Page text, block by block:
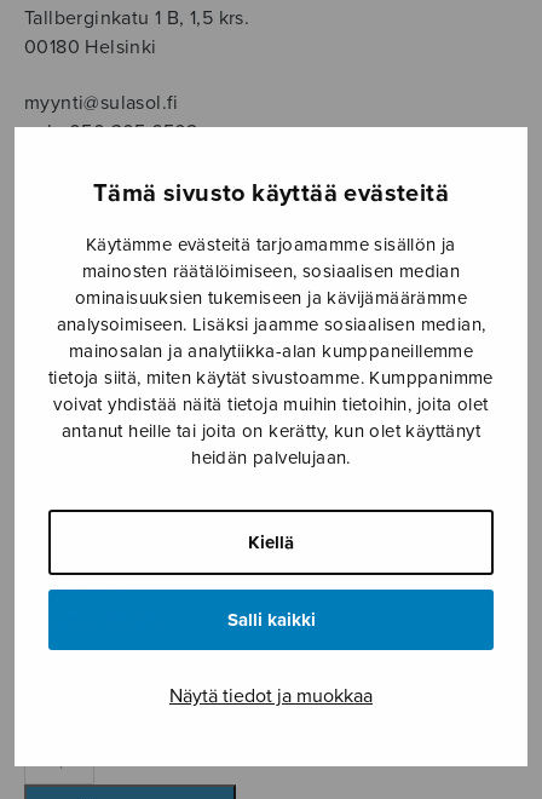
Tämä sivusto käyttää evästeitä
Käytämme evästeitä tarjoamamme sisällön ja
mainosten räätälöimiseen, sosiaalisen median
ominaisuuksien tukemiseen ja kävijämäärämme
analysoimiseen. Lisäksi jaamme sosiaalisen median,
mainosalan ja analytiikka-alan kumppaneillemme
tietoja siitä, miten käytät sivustoamme. Kumppanimme
voivat yhdistää näitä tietoja muihin tietoihin, joita olet
antanut heille tai joita on kerätty, kun olet käyttänyt
heidän palvelujaan.
Kiellä
Salli kaikki
Näytä tiedot ja muokkaa
Tallberginkatu 1 B, 1,5 krs.
00180 Helsinki
myynti@sulasol.fi
puh. 050 305 6502
NÄYTÄ KARTALLA
Etusivu › Nuottikauppa › Soitinmusiikki › Echo I
Echo I
I